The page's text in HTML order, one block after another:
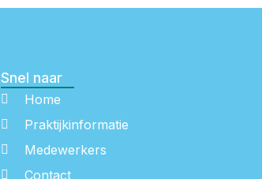
Snel naar
Home
Praktijkinformatie
Medewerkers
Contact